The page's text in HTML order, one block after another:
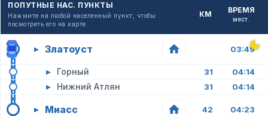
ПОПУТНЫЕ НАС. ПУНКТЫ
Нажмите на любой населенный пункт, чтобы
посмотреть его на карте
КМ ВРЕМЯ
мест.
▸ Златоуст 03:49
▸ Горный 31 04:14
▸ Нижний Атлян 31 04:14
▸ Миасс 42 04:23